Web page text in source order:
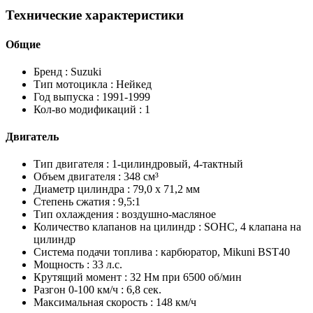
Технические характеристики
Общие
Бренд : Suzuki
Тип мотоцикла : Нейкед
Год выпуска : 1991-1999
Кол-во модификаций : 1
Двигатель
Тип двигателя : 1-цилиндровый, 4-тактный
Объем двигателя : 348 см³
Диаметр цилиндра : 79,0 х 71,2 мм
Степень сжатия : 9,5:1
Тип охлаждения : воздушно-масляное
Количество клапанов на цилиндр : SOHC, 4 клапана на
цилиндр
Система подачи топлива : карбюратор, Mikuni BST40
Мощность : 33 л.с.
Крутящий момент : 32 Нм при 6500 об/мин
Разгон 0-100 км/ч : 6,8 сек.
Максимальная скорость : 148 км/ч